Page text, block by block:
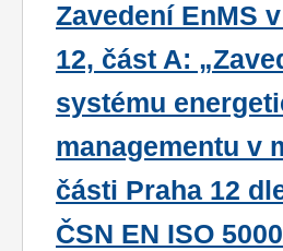
Zavedení EnMS
12, část A:
systému
managementu v
části Praha 12
ČSN EN ISO